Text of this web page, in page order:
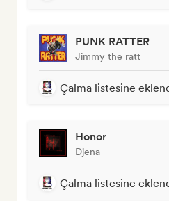
PUNK RATTER
Jimmy the ratt
Çalma listesine
Honor
Djena
Çalma listesine